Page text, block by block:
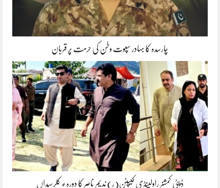
چارسدہ کا بہادر سپوت وطن کی حرمت پر قربان
ڈپٹی کمشنر راولپنڈی کیپٹن(ر) ندیم ناصر کا دورہء کلرسیداں